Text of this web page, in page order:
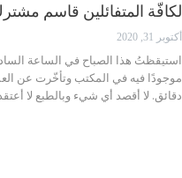
لكافّة المتفائلين قاسم
أكتوبر 31, 2020
استيقظتُ هذا الصباح في الساعة
دقائق. لا أقصد أي شيء وبالطبع لا